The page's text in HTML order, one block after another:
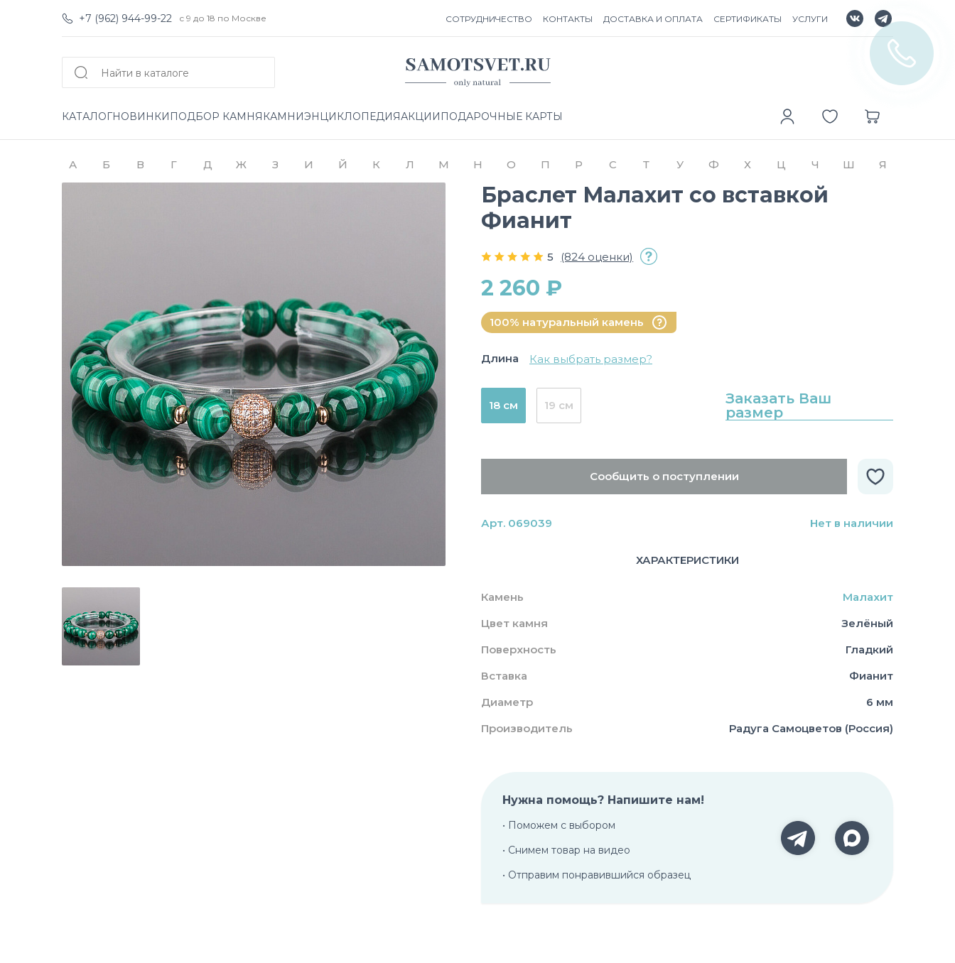
+7 (962) 944-99-22 с 9 до 18 по Москве СОТРУДНИЧЕСТВО КОНТАКТЫ ДОСТАВКА И ОПЛАТА СЕРТИФИКАТЫ УСЛУГИ
КАТАЛОГНОВИНКИ ПОДБОР КАМНЯ КАМНИЭНЦИКЛОПЕДИЯАКЦИИ ПОДАРОЧНЫЕ КАРТЫ
А Б В Г Д Ж З И Й К Л М Н О П Р С Т У Ф Х Ц Ч Ш Я
Браслет Малахит со вставкой
Фианит
5 (824 оценки)
2 260 ₽
100% натуральный камень
Длина Как выбрать размер?
18 см 19 см
Заказать Ваш
размер
Сообщить о поступлении
Арт. 069039 Нет в наличии
ХАРАКТЕРИСТИКИ
Камень
Малахит
Цвет камня
Зелёный
Поверхность
Гладкий
Вставка
Фианит
Диаметр
6 мм
Производитель
Радуга Самоцветов (Россия)
Нужна помощь? Напишите нам!
• Поможем с выбором
• Снимем товар на видео
• Отправим понравившийся образец